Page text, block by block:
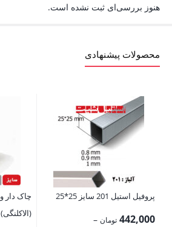
هنوز بررسی‌ای ثبت نشده است.
محصولات پیشنهادی
پروفیل استیل 201 سایز 25*25
442,000 تومان –
(الاکلنگی)